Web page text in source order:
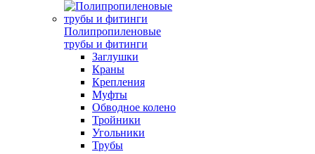
Полипропиленовые
трубы и фитинги
Заглушки
Краны
Крепления
Муфты
Обводное колено
Тройники
Угольники
Трубы